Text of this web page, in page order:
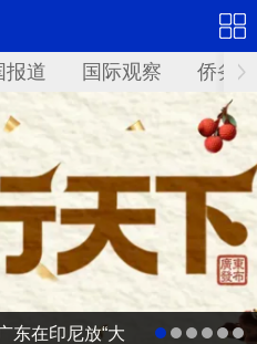
报道 国际观察 侨务
东在印尼放“大